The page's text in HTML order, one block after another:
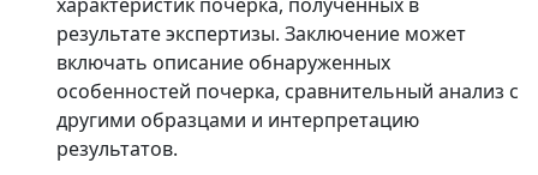
характеристик почерка, полученных в
результате экспертизы. Заключение может
включать описание обнаруженных
особенностей почерка, сравнительный анализ с
другими образцами и интерпретацию
результатов.